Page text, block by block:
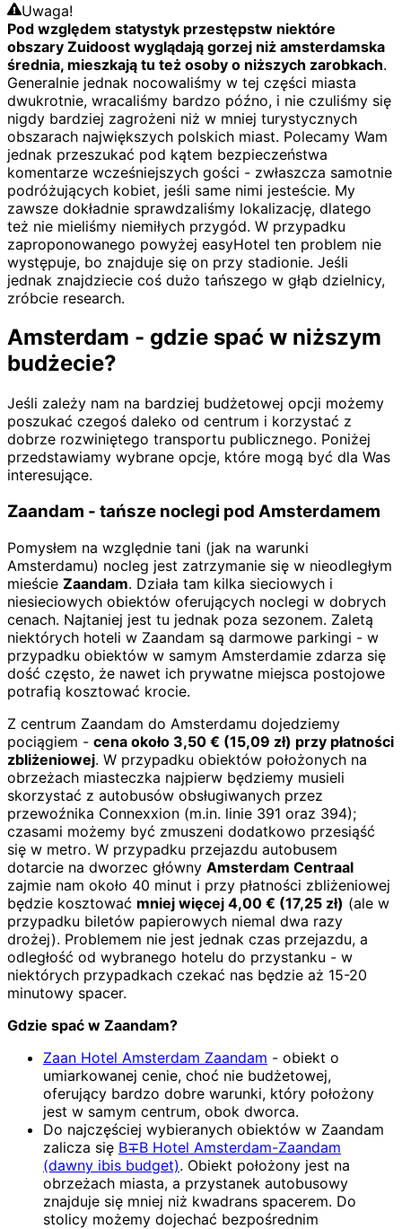
Uwaga!
Pod względem statystyk przestępstw niektóre
obszary Zuidoost wyglądają gorzej niż amsterdamska
średnia, mieszkają tu też osoby o niższych zarobkach.
Generalnie jednak nocowaliśmy w tej części miasta
dwukrotnie, wracaliśmy bardzo późno, i nie czuliśmy się
nigdy bardziej zagrożeni niż w mniej turystycznych
obszarach największych polskich miast. Polecamy Wam
jednak przeszukać pod kątem bezpieczeństwa
komentarze wcześniejszych gości - zwłaszcza samotnie
podróżujących kobiet, jeśli same nimi jesteście. My
zawsze dokładnie sprawdzaliśmy lokalizację, dlatego
też nie mieliśmy niemiłych przygód. W przypadku
zaproponowanego powyżej easyHotel ten problem nie
występuje, bo znajduje się on przy stadionie. Jeśli
jednak znajdziecie coś dużo tańszego w głąb dzielnicy,
zróbcie research.
Amsterdam - gdzie spać w niższym
budżecie?
Jeśli zależy nam na bardziej budżetowej opcji możemy
poszukać czegoś daleko od centrum i korzystać z
dobrze rozwiniętego transportu publicznego. Poniżej
przedstawiamy wybrane opcje, które mogą być dla Was
interesujące.
Zaandam - tańsze noclegi pod Amsterdamem
Pomysłem na względnie tani (jak na warunki
Amsterdamu) nocleg jest zatrzymanie się w nieodległym
mieście Zaandam. Działa tam kilka sieciowych i
niesieciowych obiektów oferujących noclegi w dobrych
cenach. Najtaniej jest tu jednak poza sezonem. Zaletą
niektórych hoteli w Zaandam są darmowe parkingi - w
przypadku obiektów w samym Amsterdamie zdarza się
dość często, że nawet ich prywatne miejsca postojowe
potrafią kosztować krocie.
Z centrum Zaandam do Amsterdamu dojedziemy
pociągiem - cena około 3,50 € (15,09 zł) przy płatności
zbliżeniowej. W przypadku obiektów położonych na
obrzeżach miasteczka najpierw będziemy musieli
skorzystać z autobusów obsługiwanych przez
przewoźnika Connexxion (m.in. linie 391 oraz 394);
czasami możemy być zmuszeni dodatkowo przesiąść
się w metro. W przypadku przejazdu autobusem
dotarcie na dworzec główny Amsterdam Centraal
zajmie nam około 40 minut i przy płatności zbliżeniowej
będzie kosztować mniej więcej 4,00 € (17,25 zł) (ale w
przypadku biletów papierowych niemal dwa razy
drożej). Problemem nie jest jednak czas przejazdu, a
odległość od wybranego hotelu do przystanku - w
niektórych przypadkach czekać nas będzie aż 15-20
minutowy spacer.
Gdzie spać w Zaandam?
Zaan Hotel Amsterdam Zaandam - obiekt o
umiarkowanej cenie, choć nie budżetowej,
oferujący bardzo dobre warunki, który położony
jest w samym centrum, obok dworca.
Do najczęściej wybieranych obiektów w Zaandam
zalicza się B∓B Hotel Amsterdam-Zaandam
(dawny ibis budget). Obiekt położony jest na
obrzeżach miasta, a przystanek autobusowy
znajduje się mniej niż kwadrans spacerem. Do
stolicy możemy dojechać bezpośrednim